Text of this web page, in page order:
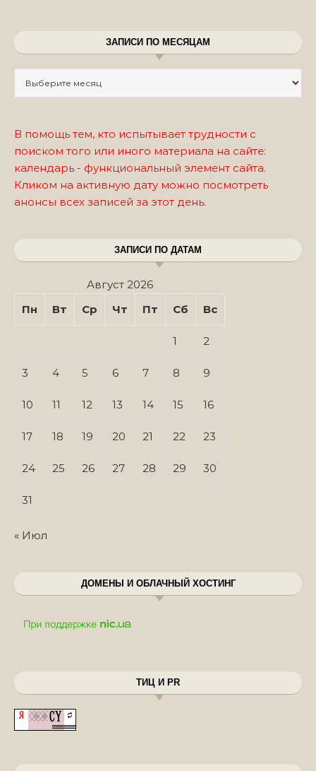
ЗАПИСИ ПО МЕСЯЦАМ
В помощь тем, кто испытывает трудности с
поиском того или иного материала на сайте:
календарь - функциональный элемент сайта.
Кликом на активную дату можно посмотреть
анонсы всех записей за этот день.
ЗАПИСИ ПО ДАТАМ
Август 2026
Пн
Вт Ср Чт Пт Сб Вс
1 2
3 4 5 6 7 8 9
10 11 12 13 14 15 16
17 18 19 20 21 22 23
24 25 26 27 28 29 30
31
« Июл
ДОМЕНЫ И ОБЛАЧНЫЙ ХОСТИНГ
ТИЦ И PR